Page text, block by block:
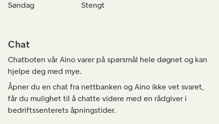
Søndag
Stengt
Chat
Chatboten vår Aino varer på spørsmål hele døgnet og kan
hjelpe deg med mye.
Åpner du en chat fra nettbanken og Aino ikke vet svaret,
får du mulighet til å chatte videre med en rådgiver i
bedriftssenterets åpningstider.